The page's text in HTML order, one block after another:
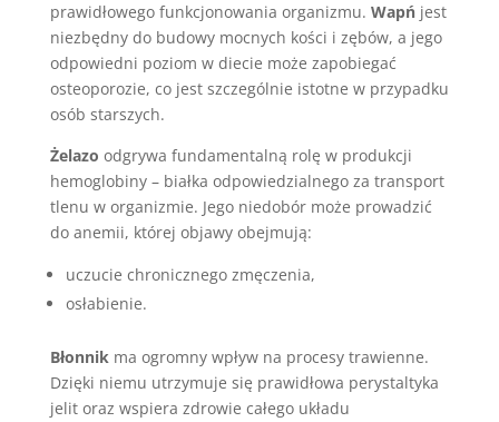
prawidłowego funkcjonowania organizmu. Wapńjest
niezbędny do budowy mocnych kości i zębów, a jego
odpowiedni poziom w diecie może zapobiegać
osteoporozie, co jest szczególnie istotne w przypadku
osób starszych.
Żelazo odgrywa fundamentalną rolę w produkcji
hemoglobiny – białka odpowiedzialnego za transport
tlenu w organizmie. Jego niedobór może prowadzić
do anemii, której objawy obejmują:
uczucie chronicznego zmęczenia,
osłabienie.
Błonnikma ogromny wpływ na procesy trawienne.
Dzięki niemu utrzymuje się prawidłowa perystaltyka
jelit oraz wspiera zdrowie całego układu